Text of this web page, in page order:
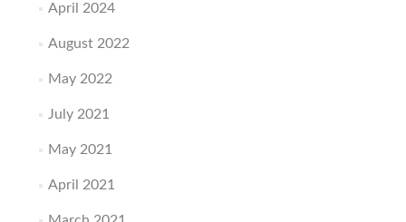
April 2024
August 2022
May 2022
July 2021
May 2021
April 2021